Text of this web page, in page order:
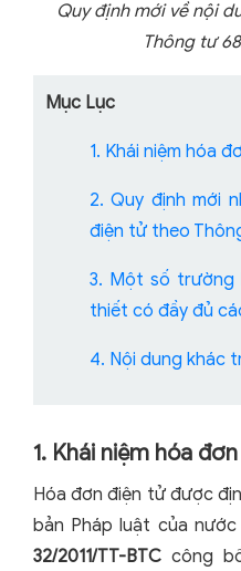
Quy định mới về nội
Thông tư
Mục Lục
1. Khái niệm hóa
2. Quy định mới
điện tử theo
3. Một số trường
thiết có đầy đủ
4. Nội dung khác
1. Khái niệm hóa
Hóa đơn điện tử được
bản Pháp luật của
32/2011/TT-BTC công